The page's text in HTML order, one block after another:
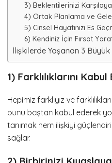
3) Beklentilerinizi
4) Ortak Planlama ve
5) Cinsel Hayatınızı Es
6) Kendiniz İçin Fırsat
İlişkilerde Yaşanan 3
1) Farklılıklarını Kabul
Hepimiz farklıyız ve
bunu baştan kabul ederek yol
tanımak hem ilişkiyi
sağlar.
2) Birbirinizi